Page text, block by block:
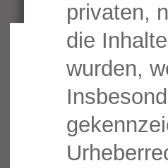
privaten,
die
wurden,